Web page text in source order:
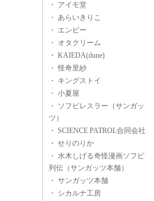
・ アイモ堂
・ あらいきりこ
・ エンビー
・ オタクリーム
・ KAIEDA(dune)
・ 怪奇里紗
・ キングストイ
・ 小夏屋
・ ソフビレスラー（サンガッ
ツ）
・ SCIENCE PATROL合同会社
・ せりのりか
・ 水木しげる奇怪漫画ソフビ
列伝（サンガッツ本舗）
・ サンガッツ本舗
・ シカルナ工房